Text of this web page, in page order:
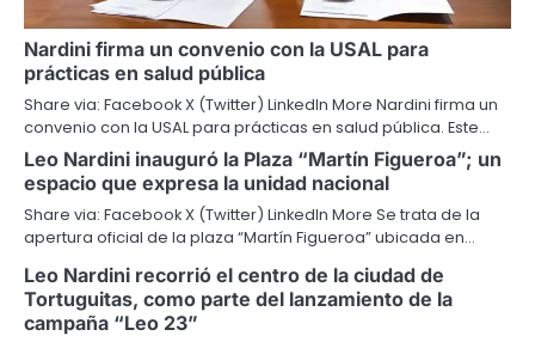
Nardini firma un convenio con la USAL para
prácticas en salud pública
Share via: Facebook X (Twitter) LinkedIn More Nardini firma un
convenio con la USAL para prácticas en salud pública. Este…
Leo Nardini inauguró la Plaza “Martín Figueroa”; un
espacio que expresa la unidad nacional
Share via: Facebook X (Twitter) LinkedIn More Se trata de la
apertura oficial de la plaza “Martín Figueroa” ubicada en…
Leo Nardini recorrió el centro de la ciudad de
Tortuguitas, como parte del lanzamiento de la
campaña “Leo 23”